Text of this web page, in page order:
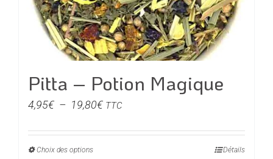
choisies
sur
la
page
du
produit
Pitta – Potion Magique
4,95€ – 19,80€Plage
prix :
TTC
Choix des optionsCe
Détails